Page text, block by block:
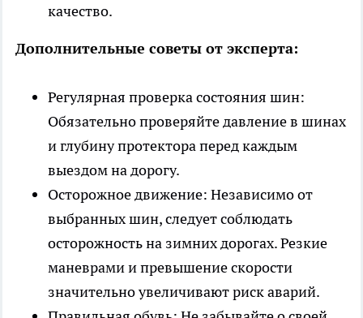
качество.
Дополнительные советы от эксперта:
Регулярная проверка состояния шин:
Обязательно проверяйте давление в шинах
и глубину протектора перед каждым
выездом на дорогу.
Осторожное движение: Независимо от
выбранных шин, следует соблюдать
осторожность на зимних дорогах. Резкие
маневрами и превышение скорости
значительно увеличивают риск аварий.